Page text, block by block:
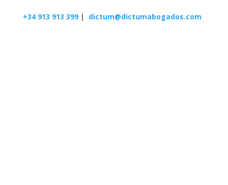
+34 913 913 399| dictum@dictumabogados.com